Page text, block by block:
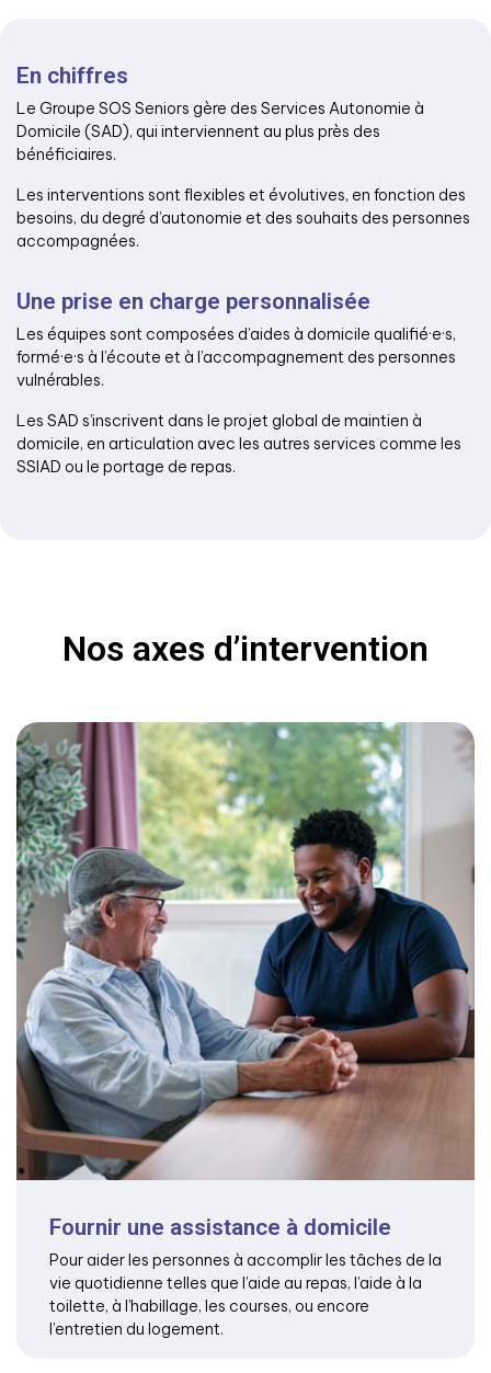
En chiffres
Le Groupe SOS Seniors gère des Services Autonomie à
Domicile (SAD), qui interviennent au plus près des
bénéficiaires.
Les interventions sont flexibles et évolutives, en fonction des
besoins, du degré d’autonomie et des souhaits des personnes
accompagnées.
Une prise en charge personnalisée
Les équipes sont composées d’aides à domicile qualifié·e·s,
formé·e·s à l’écoute et à l’accompagnement des personnes
vulnérables.
Les SAD s’inscrivent dans le projet global de maintien à
domicile, en articulation avec les autres services comme les
SSIAD ou le portage de repas.
Nos axes d’intervention
Fournir une assistance à domicile
Pour aider les personnes à accomplir les tâches de la
vie quotidienne telles que l’aide au repas, l’aide à la
toilette, à l’habillage, les courses, ou encore
l’entretien du logement.